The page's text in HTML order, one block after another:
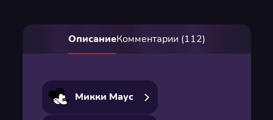
ОписаниеКомментарии (112)
Микки Маус